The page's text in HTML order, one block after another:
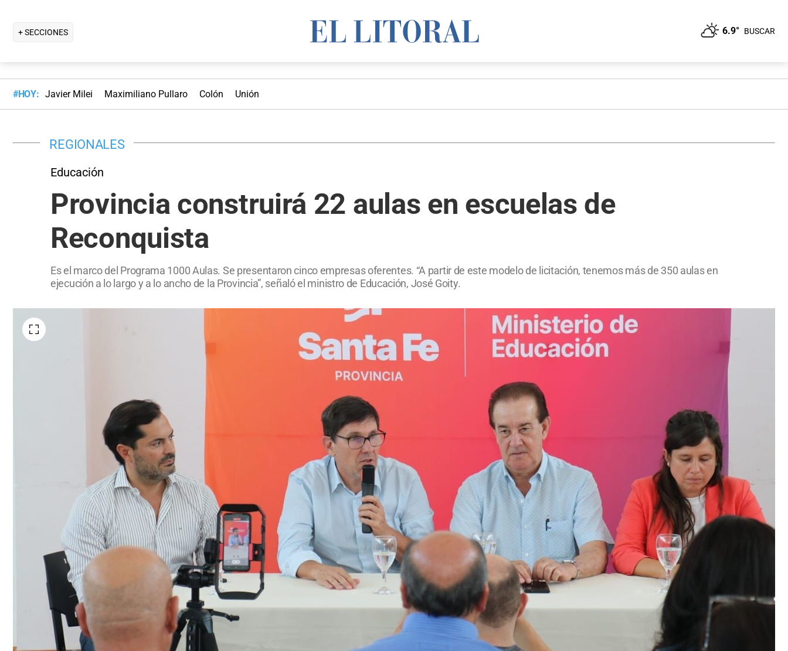
+ SECCIONES 6.9° BUSCAR
#HOY: Javier Milei Maximiliano Pullaro Colón Unión
REGIONALES
Educación
Provincia construirá 22 aulas en escuelas de
Reconquista
Es el marco del Programa 1000 Aulas. Se presentaron cinco empresas oferentes. “A partir de este modelo de licitación, tenemos más de 350 aulas en
ejecución a lo largo y a lo ancho de la Provincia”, señaló el ministro de Educación, José Goity.